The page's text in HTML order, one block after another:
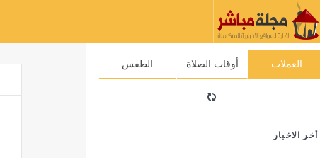
العملات أوقات الصلاة الطقس
أخر الاخبار